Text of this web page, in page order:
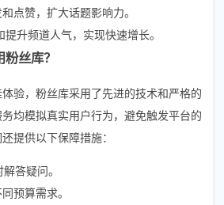
点赞，扩大话题影响力。
升频道人气，实现快速增长。
丝库？
验，粉丝库采用了先进的技术和严格的
均模拟真实用户行为，避免触发平台的
提供以下保障措施：
答疑问。
预算需求。